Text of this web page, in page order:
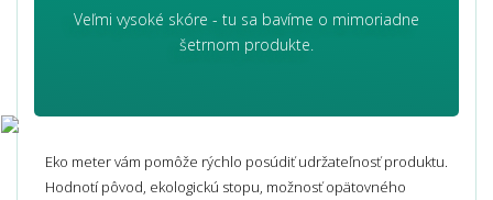
Veľmi vysoké skóre - tu sa bavíme o mimoriadne
šetrnom produkte.
Eko meter vám pomôže rýchlo posúdiť udržateľnosť produktu.
Hodnotí pôvod, ekologickú stopu, možnosť opätovného